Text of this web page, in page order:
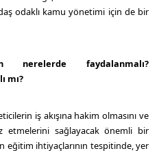
odaklı kamu yönetimi için de bir
nerelerde faydalanmalı?
mı?
iş akışına hakim olmasını ve
etmelerini sağlayacak önemli bir
eğitim ihtiyaçlarının tespitinde, yer